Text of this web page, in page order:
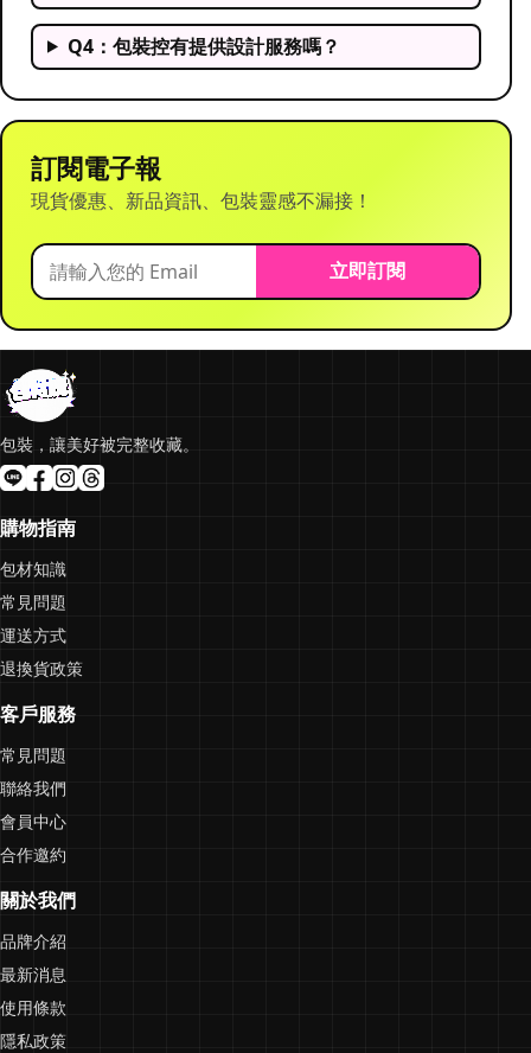
Q4：包裝控有提供設計服務嗎？
訂閱電子報
現貨優惠、新品資訊、包裝靈感不漏接！
立即訂閱
包裝，讓美好被完整收藏。
購物指南
包材知識
常見問題
運送方式
退換貨政策
客戶服務
常見問題
聯絡我們
會員中心
合作邀約
關於我們
品牌介紹
最新消息
使用條款
隱私政策